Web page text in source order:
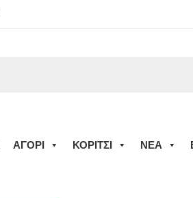
ΑΓΟΡΙ ΚΟΡΙΤΣΙ ΝΕΑ